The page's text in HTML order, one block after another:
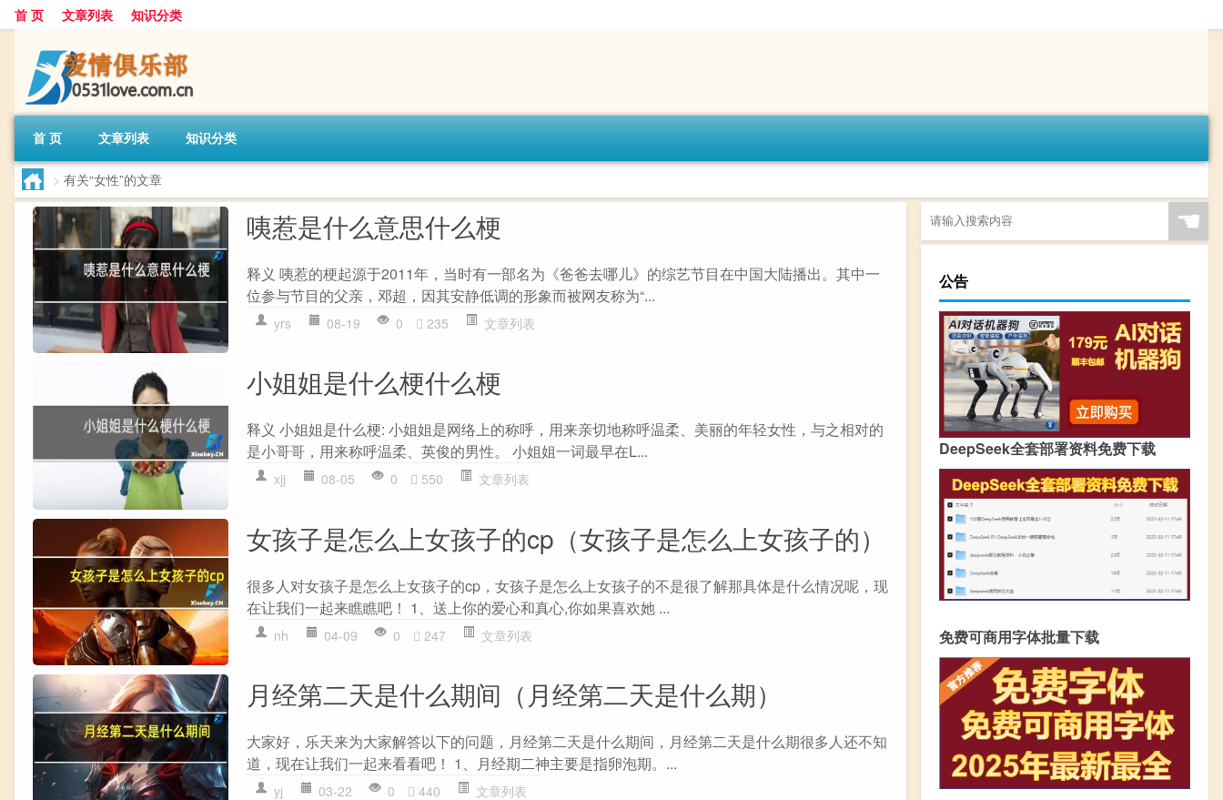
首 页 文章列表 知识分类
首 页 文章列表 知识分类
> 有关“女性”的文章
咦惹是什么意思什么梗
释义 咦惹的梗起源于2011年，当时有一部名为《爸爸去哪儿》的综艺节目在中国大陆播出。其中一
位参与节目的父亲，邓超，因其安静低调的形象而被网友称为“...
yrs 08-19 0 235 文章列表
小姐姐是什么梗什么梗
释义 小姐姐是什么梗: 小姐姐是网络上的称呼，用来亲切地称呼温柔、美丽的年轻女性，与之相对的
是小哥哥，用来称呼温柔、英俊的男性。 小姐姐一词最早在L...
xjj 08-05 0 550 文章列表
女孩子是怎么上女孩子的cp（女孩子是怎么上女孩子的）
很多人对女孩子是怎么上女孩子的cp，女孩子是怎么上女孩子的不是很了解那具体是什么情况呢，现
在让我们一起来瞧瞧吧！ 1、送上你的爱心和真心,你如果喜欢她 ...
nh 04-09 0 247 文章列表
月经第二天是什么期间（月经第二天是什么期）
大家好，乐天来为大家解答以下的问题，月经第二天是什么期间，月经第二天是什么期很多人还不知
道，现在让我们一起来看看吧！ 1、月经期二神主要是指卵泡期。...
yj 03-22 0 440 文章列表
☚
公告
DeepSeek全套部署资料免费下载
免费可商用字体批量下载